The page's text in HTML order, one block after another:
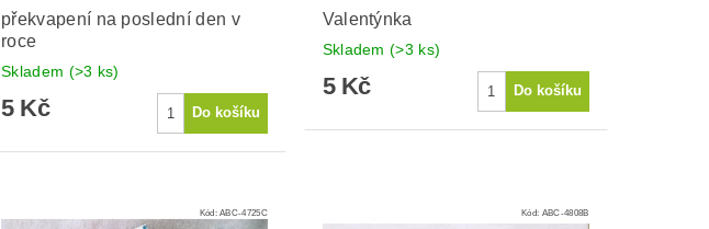
překvapení na poslední den v
roce
Skladem (>3 ks)
5 Kč
Valentýnka
Skladem(>3 ks)
5 Kč
Kód:ABC-4725C Kód: ABC-4808B